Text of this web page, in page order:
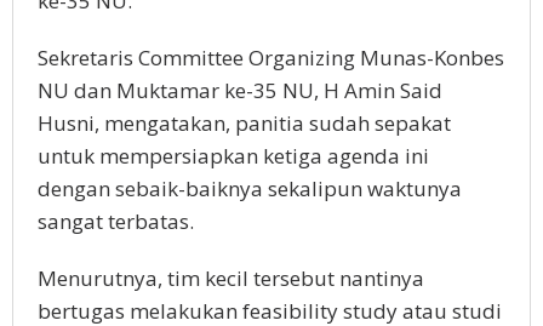
Sekretaris Committee Organizing Munas-Konbes
NU dan Muktamar ke-35 NU, H Amin Said
Husni, mengatakan, panitia sudah sepakat
untuk mempersiapkan ketiga agenda ini
dengan sebaik-baiknya sekalipun waktunya
sangat terbatas.
Menurutnya, tim kecil tersebut nantinya
bertugas melakukan feasibility study atau studi